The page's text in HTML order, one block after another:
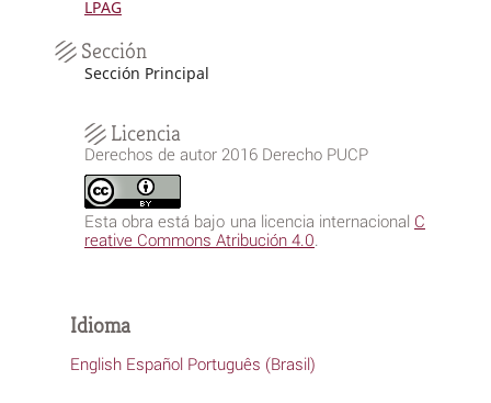
LPAG
Sección
Sección Principal
Licencia
Derechos de autor 2016 Derecho PUCP
Esta obra está bajo una licencia internacional C
reative Commons Atribución 4.0
Idioma
English Español Português (Brasil)